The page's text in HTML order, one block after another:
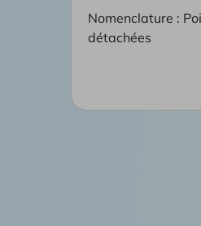
Nomenclature :
détachées